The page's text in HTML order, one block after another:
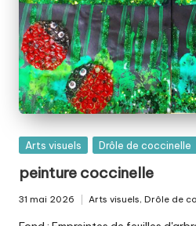
Posted
Arts visuels Drôle de coccinelle
peinture coccinelle
31 mai 2026
in
Arts visuels,Drôle de